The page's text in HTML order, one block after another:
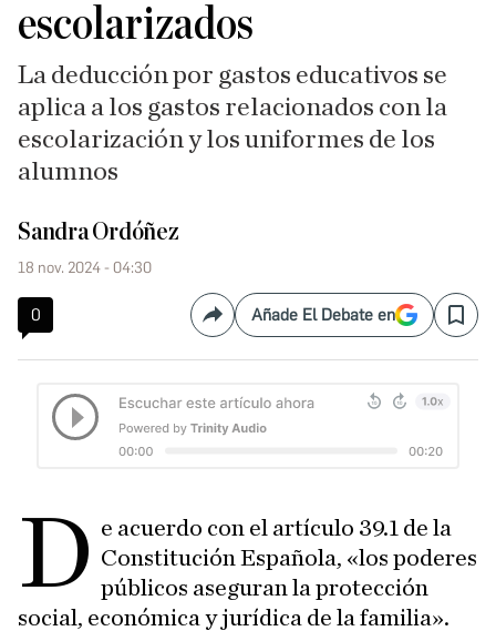
escolarizados
La deducción por gastos educativos se
aplica a los gastos relacionados con la
escolarización y los uniformes de los
alumnos
Sandra Ordóñez
18 nov. 2024 - 04:30
0 CompartirAñade El Debate en Save
D e acuerdo con el artículo 39.1 de la
Constitución Española, «los poderes
públicos aseguran la protección
social, económica y jurídica de la familia».